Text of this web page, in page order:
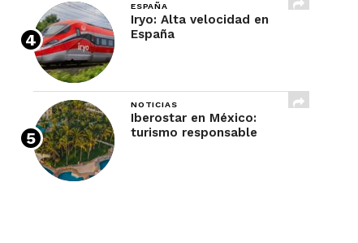
ESPAÑA
Iryo: Alta velocidad en
España
NOTICIAS
Iberostar en México:
turismo responsable